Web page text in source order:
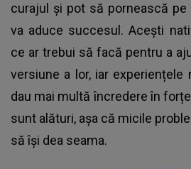
curajul și pot să pornească
va aduce succesul. Acești
ce ar trebui să facă pentru a
versiune a lor, iar
dau mai multă încredere în
sunt alături, așa că micile
să își dea seama.